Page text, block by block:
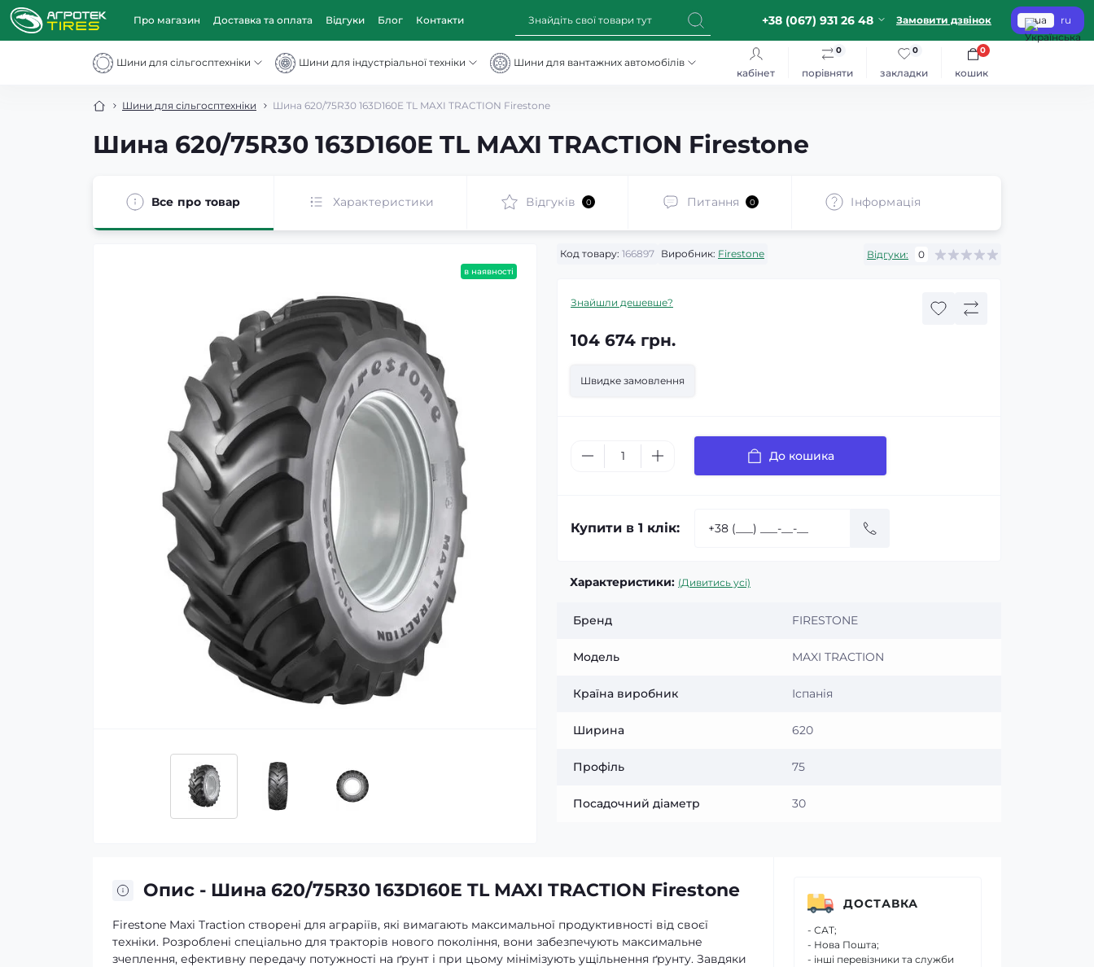
Про магазин Доставка та оплата Відгуки Блог Контакти +38 (067) 931 26 48 Замовити дзвінок ua ru
Шини для сільгосптехніки Шини для індустріальної техніки
Шини для вантажних автомобілів
кабінет
порівняти
0
закладки
0
кошик
0
Шини для сільгосптехніки Шина 620/75R30 163D160E TL MAXI TRACTION Firestone
Шина 620/75R30 163D160E TL MAXI TRACTION Firestone
Все про товар Характеристики Відгуків 0 Питання 0 Iнформація
в наявності
Код товару: 166897 Виробник: Firestone Відгуки: 0
Знайшли дешевше?
104 674 грн.
Швидке замовлення
До кошика
Купити в 1 клік:
Характеристики: (Дивитись усі)
Бренд FIRESTONE
Модель MAXI TRACTION
Країна виробник Іспанія
Ширина 620
Профіль 75
Посадочний діаметр 30
Опис - Шина 620/75R30 163D160E TL MAXI TRACTION Firestone
Firestone Maxi Traction створені для аграріїв, які вимагають максимальної продуктивності від своєї
техніки. Розроблені спеціально для тракторів нового покоління, вони забезпечують максимальне
зчеплення, ефективну передачу потужності на ґрунт і при цьому мінімізують ущільнення ґрунту. Завдяки
ДОСТАВКА
- САТ;
- Нова Пошта;
- інші перевізники та служби